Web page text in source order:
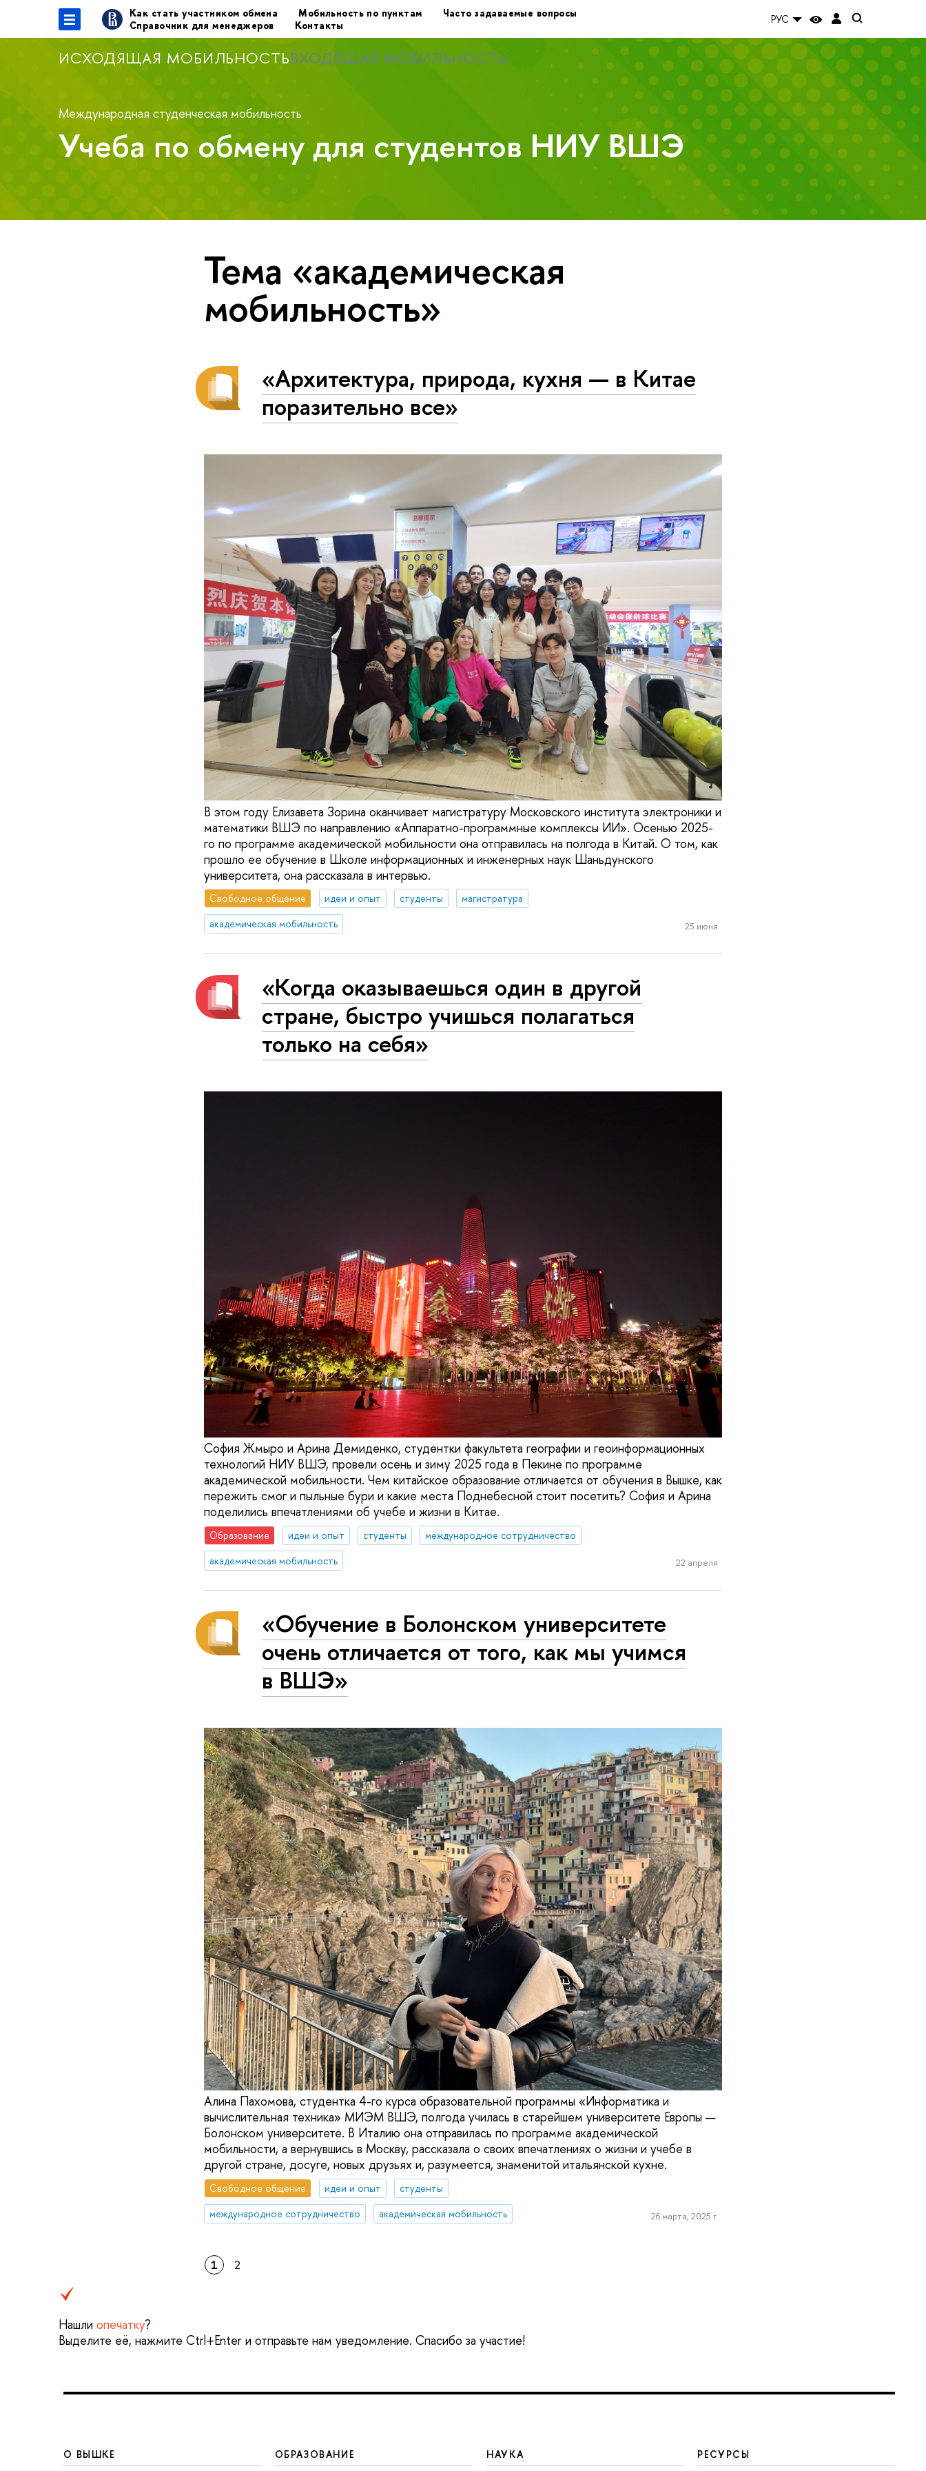
Как стать участником обмена Мобильность по пунктам
Часто задаваемые вопросы
Справочник для менеджеров
Контакты РУС
ИСХОДЯЩАЯ МОБИЛЬНОСТЬВХОДЯЩАЯ МОБИЛЬНОСТЬ
Международная студенческая мобильность
Учеба по обмену для студентов НИУ ВШЭ
Тема «академическая
мобильность»
«Архитектура, природа, кухня — в Китае
поразительно все»
В этом году Елизавета Зорина оканчивает магистратуру Московского института электроники и
математики ВШЭ по направлению «Аппаратно-программные комплексы ИИ». Осенью 2025-
го по программе академической мобильности она отправилась на полгода в Китай. О том, как
прошло ее обучение в Школе информационных и инженерных наук Шаньдунского
университета, она рассказала в интервью.
Свободное общение идеи и опыт студенты
магистратура
академическая мобильность
25 июня
«Когда оказываешься один в другой
стране, быстро учишься полагаться
только на себя»
София Жмыро и Арина Демиденко, студентки факультета географии и геоинформационных
технологий НИУ ВШЭ, провели осень и зиму 2025 года в Пекине по программе
академической мобильности. Чем китайское образование отличается от обучения в Вышке, как
пережить смог и пыльные бури и какие места Поднебесной стоит посетить? София и Арина
поделились впечатлениями об учебе и жизни в Китае.
Образование идеи и опыт студенты
международное сотрудничество
академическая мобильность
22 апреля
«Обучение в Болонском университете
очень отличается от того, как мы учимся
в ВШЭ»
Алина Пахомова, студентка 4-го курса образовательной программы «Информатика и
вычислительная техника» МИЭМ ВШЭ, полгода училась в старейшем университете Европы —
Болонском университете. В Италию она отправилась по программе академической
мобильности, а вернувшись в Москву, рассказала о своих впечатлениях о жизни и учебе в
другой стране, досуге, новых друзьях и, разумеется, знаменитой итальянской кухне.
Свободное общение идеи и опыт
студенты
международное сотрудничество
академическая мобильность 26 марта, 2025 г.
1 2
Нашли опечатку?
Выделите её, нажмите Ctrl+Enter и отправьте нам уведомление. Спасибо за участие!
О ВЫШКЕ
ОБРАЗОВАНИЕ
НАУКА
РЕСУРСЫ